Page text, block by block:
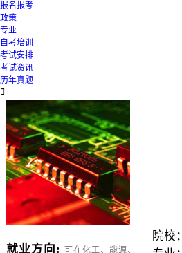
报名报考
政策
专业
自考培训
考试安排
考试资讯
历年真题

院校：
就业方向:
可在化工、能源、